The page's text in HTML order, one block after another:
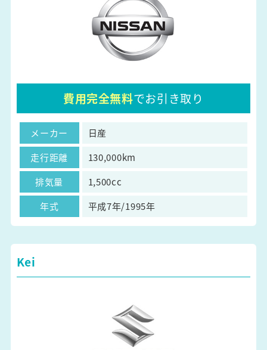
費用完全無料でお引き取り
メーカー
日産
走行距離
130,000km
排気量
1,500cc
年式
平成7年/1995年
Kei